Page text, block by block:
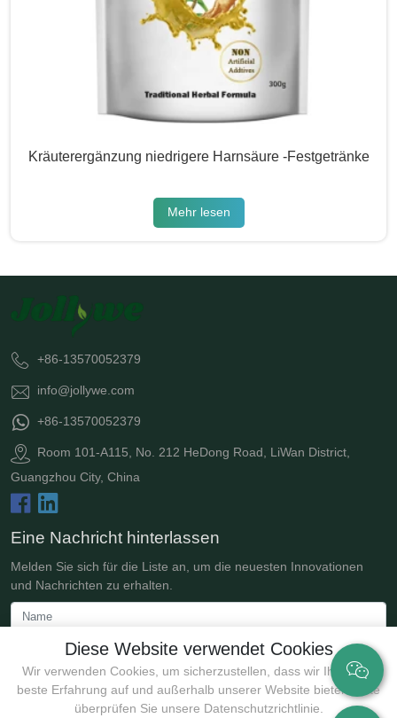
Kräuterergänzung niedrigere Harnsäure -Festgetränke
Mehr lesen
Diese Website verwendet Cookies
Wir verwenden Cookies, um sicherzustellen, dass wir Ihnen die
beste Erfahrung auf und außerhalb unserer Website bieten. Bitte
überprüfen Sie unsere Datenschutzrichtlinie.
+86-13570052379
info@jollywe.com
+86-13570052379
Room 101-A115, No. 212 HeDong Road, LiWan District,
Guangzhou City, China
Eine Nachricht hinterlassen
Melden Sie sich für die Liste an, um die neuesten Innovationen
und Nachrichten zu erhalten.